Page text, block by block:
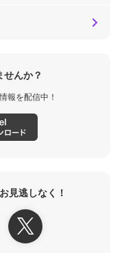
せんか？
報を配信中！
見逃しなく！